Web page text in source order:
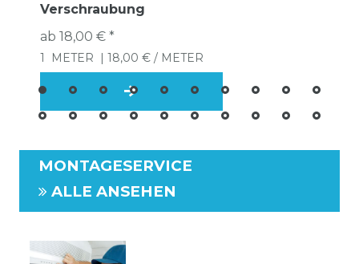
Verschraubung
ab 18,00 € *
1 METER | 18,00 € / METER
MONTAGESERVICE
ALLE ANSEHEN